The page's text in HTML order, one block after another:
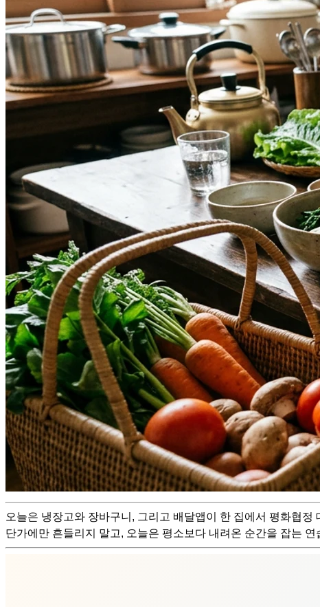
오늘은 냉장고와 장바구니, 그리고 배달앱이 한 집에서 평화협
단가에만 흔들리지 말고, 오늘은 평소보다 내려온 순간을 잡는